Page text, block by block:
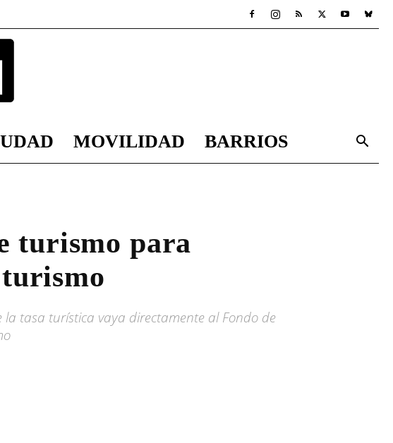
MOVILIDAD BARRIOS
turismo para
tasa turística vaya directamente al Fondo de